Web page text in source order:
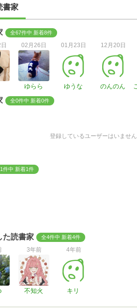
書家
全67件中 新着8件
02月26日
ゆらら
01月23日
ゆうな
12月20日
のんのん
全0件中 新着0件
登録しているユーザーはいません
件中 新着1件
た読書家 全4件中 新着4件
3年前
不知火
4年前
キリ